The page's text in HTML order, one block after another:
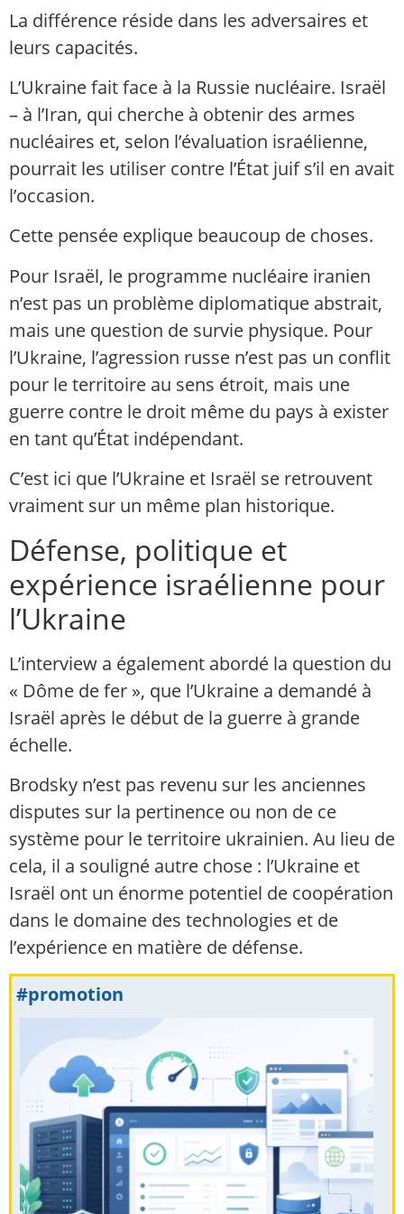
La différence réside dans les adversaires et
leurs capacités.
L’Ukraine fait face à la Russie nucléaire. Israël
– à l’Iran, qui cherche à obtenir des armes
nucléaires et, selon l’évaluation israélienne,
pourrait les utiliser contre l’État juif s’il en avait
l’occasion.
Cette pensée explique beaucoup de choses.
Pour Israël, le programme nucléaire iranien
n’est pas un problème diplomatique abstrait,
mais une question de survie physique. Pour
l’Ukraine, l’agression russe n’est pas un conflit
pour le territoire au sens étroit, mais une
guerre contre le droit même du pays à exister
en tant qu’État indépendant.
C’est ici que l’Ukraine et Israël se retrouvent
vraiment sur un même plan historique.
Défense, politique et
expérience israélienne pour
l’Ukraine
L’interview a également abordé la question du
« Dôme de fer », que l’Ukraine a demandé à
Israël après le début de la guerre à grande
échelle.
Brodsky n’est pas revenu sur les anciennes
disputes sur la pertinence ou non de ce
système pour le territoire ukrainien. Au lieu de
cela, il a souligné autre chose : l’Ukraine et
Israël ont un énorme potentiel de coopération
dans le domaine des technologies et de
l’expérience en matière de défense.
#promotion